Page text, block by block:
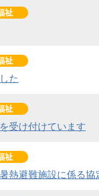
祉
祉
た
祉
受け付けています
祉
熱避難施設に係る協